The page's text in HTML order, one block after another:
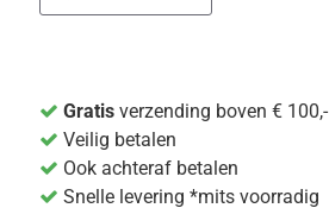
Gratisverzending boven € 100,-
Veilig betalen
Ook achteraf betalen
Snelle levering *mits voorradig